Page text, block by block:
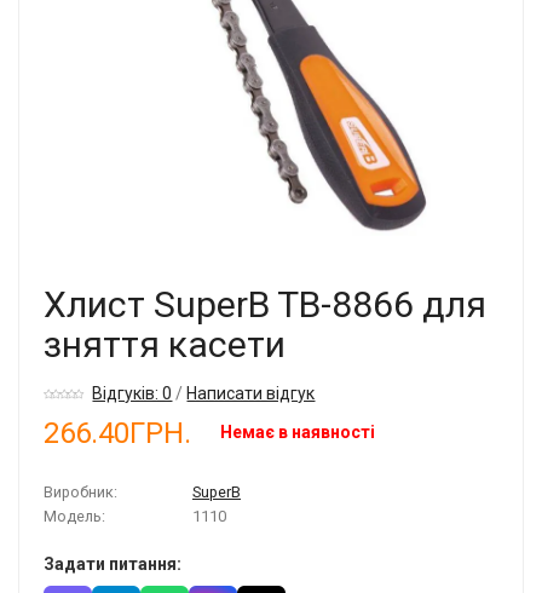
Хлист SuperB TB-8866 для
зняття касети
Відгуків: 0 /Написати відгук
266.40ГРН. Немає в наявності
Виробник:
SuperB
Модель:
1110
Задати питання: